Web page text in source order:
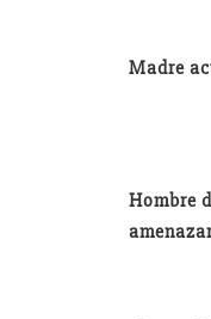
Madre
Hombre